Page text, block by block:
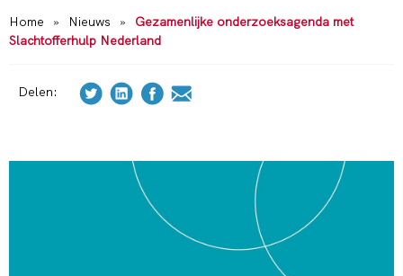
Home » Nieuws »
Gezamenlijke onderzoeksagenda met
Slachtofferhulp Nederland
Delen: